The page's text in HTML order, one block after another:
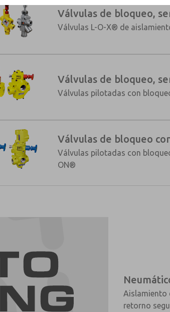
Válvulas de bloqueo,
Válvulas L-O-X® de
Válvulas de bloqueo,
Válvulas pilotadas con
Válvulas de bloqueo
Válvulas pilotadas con
ON®
Aislamiento
retorno